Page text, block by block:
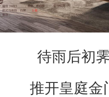
待雨后初
推开皇庭金